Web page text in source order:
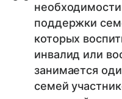
поддержки
которых
инвалид или
занимается
семей